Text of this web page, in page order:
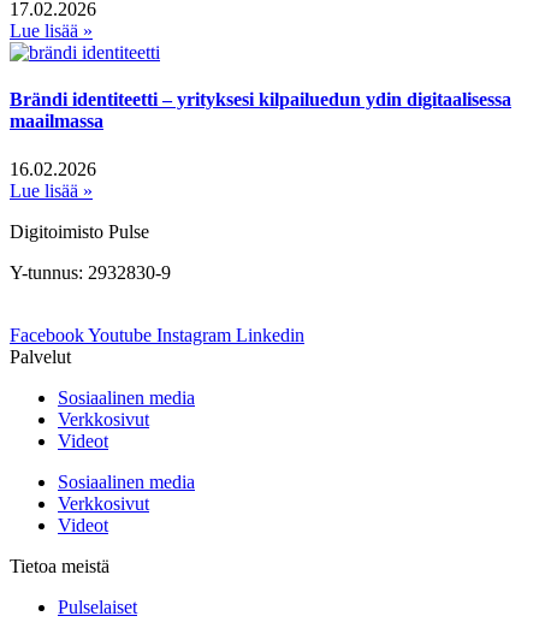
17.02.2026
Lue lisää »
Brändi identiteetti – yrityksesi kilpailuedun ydin digitaalisessa
maailmassa
16.02.2026
Lue lisää »
Digitoimisto Pulse
Y-tunnus: 2932830-9
FacebookYoutube Instagram Linkedin
Palvelut
Sosiaalinen media
Verkkosivut
Videot
Sosiaalinen media
Verkkosivut
Videot
Tietoa meistä
Pulselaiset